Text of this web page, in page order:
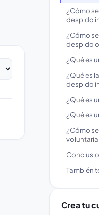
¿Cómo
despido
¿Cómo
despido
¿Qué es
¿Qué es
despido
¿Qué es
¿Qué es
¿Cómo
voluntaria
También
Crea tu